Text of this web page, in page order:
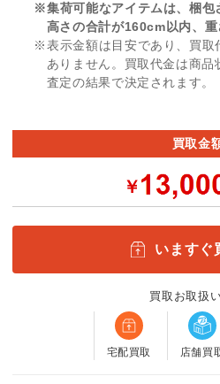
※集荷可能なアイテムは、梱包
高さの合計が160cm以内、重
※表示金額は目安であり、買取
ありません。買取代金は商
査定の結果で決定されます。
買取金
￥
いますぐ
買取お取扱
宅配買取 店舗買